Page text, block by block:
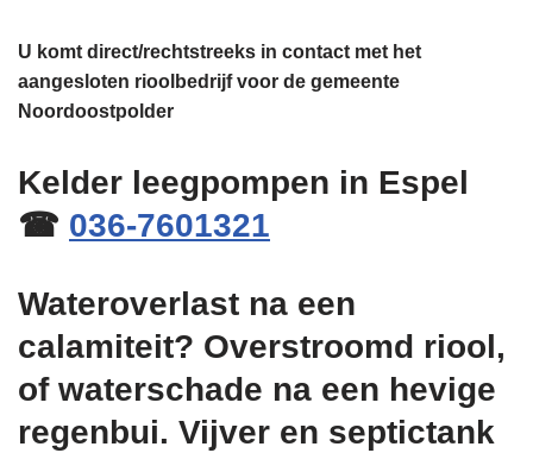
U komt direct/rechtstreeks in contact met het
aangesloten rioolbedrijf voor de gemeente
Noordoostpolder
Kelder leegpompen in Espel
☎ 036-7601321
Wateroverlast na een
calamiteit? Overstroomd riool,
of waterschade na een hevige
regenbui. Vijver en septictank